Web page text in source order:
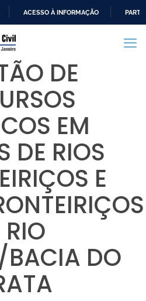
PARA
CONTEÚDO
ACESSO À INFORMAÇÃO
DE
EM
DE RIOS
E
DO